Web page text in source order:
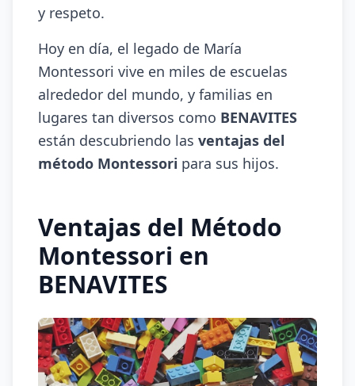
y respeto.
Hoy en día, el legado de María
Montessori vive en miles de escuelas
alrededor del mundo, y familias en
lugares tan diversos como BENAVITES
están descubriendo las ventajas del
método Montessori para sus hijos.
Ventajas del Método
Montessori en
BENAVITES